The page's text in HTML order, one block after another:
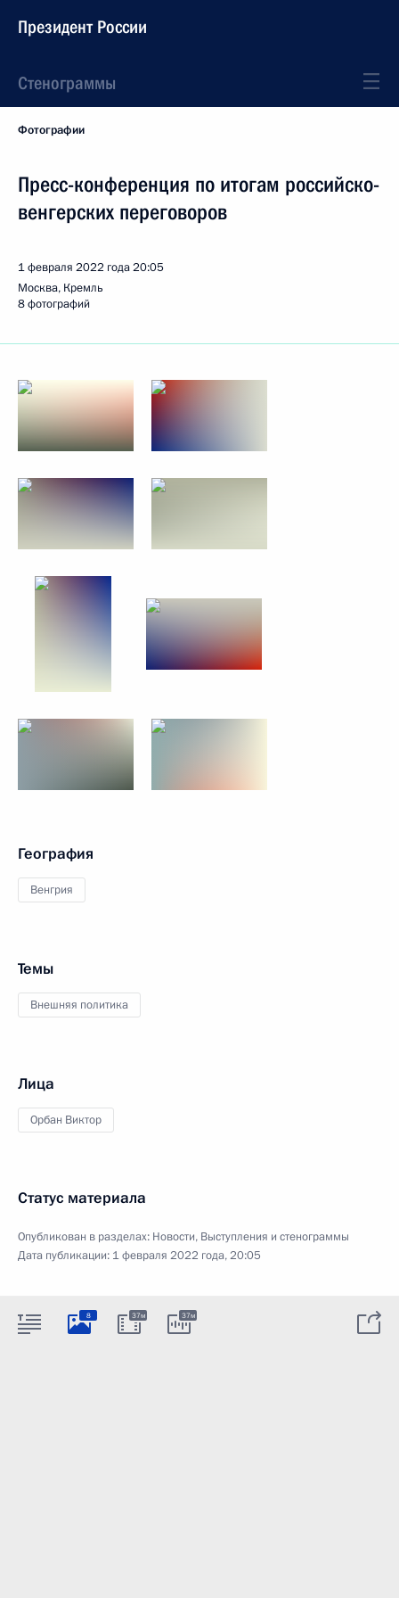
Президент России
Стенограммы
Фотографии
Пресс-конференция по итогам российско-
венгерских переговоров
1 февраля 2022 года20:05
Москва, Кремль
8 фотографий
География
Венгрия
Темы
Внешняя политика
Лица
Орбан Виктор
Статус материала
Опубликован в разделах: Новости, Выступления и стенограммы
Дата публикации: 1 февраля 2022 года, 20:05
8 37м 37м